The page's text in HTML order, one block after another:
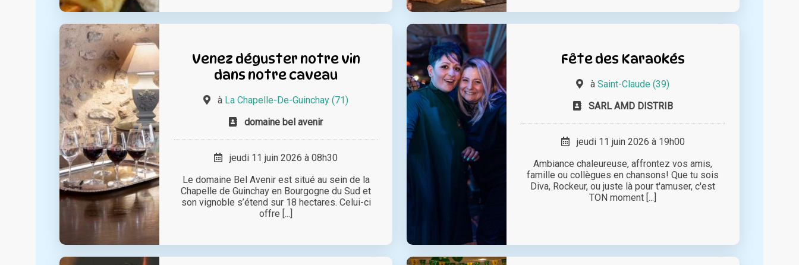
Venez déguster notre vin
dans notre caveau
à La Chapelle-De-Guinchay (71)
domaine bel avenir
jeudi 11 juin 2026 à 08h30
Le domaine Bel Avenir est situé au sein de la
Chapelle de Guinchay en Bourgogne du Sud et
son vignoble s’étend sur 18 hectares. Celui-ci
offre [...]
Fête des Karaokés
àSaint-Claude (39)
SARL AMD DISTRIB
jeudi 11 juin 2026 à 19h00
Ambiance chaleureuse, affrontez vos amis,
famille ou collègues en chansons! Que tu sois
Diva, Rockeur, ou juste là pour t'amuser, c'est
TON moment [...]